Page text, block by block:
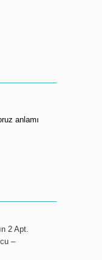
anlamı
2 Apt.
–